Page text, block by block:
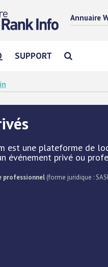
Annuaire
SUPPORT
est une plateforme de
événement privé ou
professionnel (forme juridique :